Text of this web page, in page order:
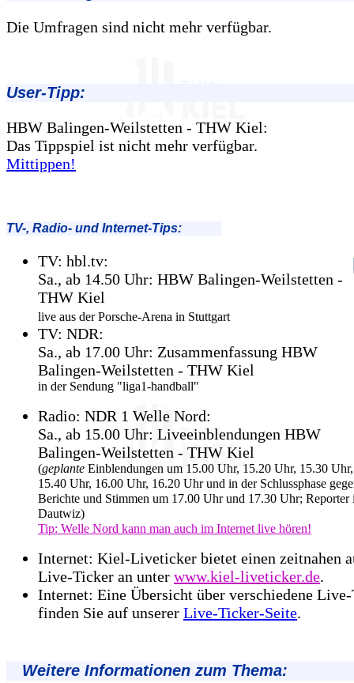
Die Umfragen sind nicht mehr verfügbar.
User-Tipp:
HBW Balingen-Weilstetten - THW Kiel:
Das Tippspiel ist nicht mehr verfügbar.
Mittippen!
TV-, Radio- und Internet-Tips:
TV: hbl.tv:
Sa., ab 14.50 Uhr: HBW Balingen-Weilstetten -
THW Kiel
live aus der Porsche-Arena in Stuttgart
TV: NDR:
Sa., ab 17.00 Uhr: Zusammenfassung HBW
Balingen-Weilstetten - THW Kiel
in der Sendung "liga1-handball"
Radio: NDR 1 Welle Nord:
Sa., ab 15.00 Uhr: Liveeinblendungen HBW
Balingen-Weilstetten - THW Kiel
(geplante Einblendungen um 15.00 Uhr, 15.20 Uhr, 15.30 Uhr,
15.40 Uhr, 16.00 Uhr, 16.20 Uhr und in der Schlussphase
Berichte und Stimmen um 17.00 Uhr und 17.30 Uhr; Reporter
Dautwiz)
Tip: Welle Nord kann man auch im Internet live hören!
Internet: Kiel-Liveticker bietet einen zeitnahen
Live-Ticker an unter www.kiel-liveticker.de.
Internet: Eine Übersicht über verschiedene
finden Sie auf unserer Live-Ticker-Seite.
Weitere Informationen zum Thema: